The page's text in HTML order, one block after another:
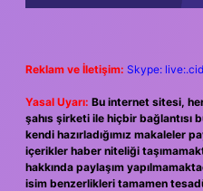
Reklam ve İletişim: Skype:
Yasal Uyarı: Bu internet sitesi,
şahıs şirketi ile hiçbir bağlantısı
kendi hazırladığımız makaleler
içerikler haber niteliği
hakkında paylaşım
isim benzerlikleri tamamen